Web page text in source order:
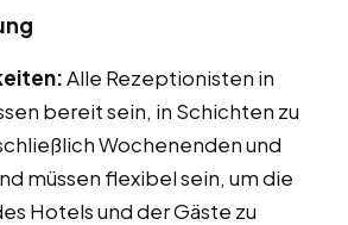
Alle Rezeptionisten in
bereit sein, in Schichten zu
Wochenenden und
müssen flexibel sein, um die
Hotels und der Gäste zu